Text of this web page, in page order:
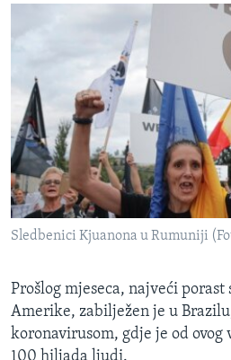
Sledbenici Kjuanona u Rumuniji
Prošlog mjeseca, najveći
Amerike, zabilježen je u
koronavirusom, gdje je od